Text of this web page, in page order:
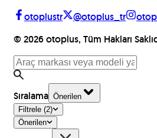
otoplustr
@otoplus_tr
© 2026 otoplus, Tüm Hakları
Sıralama Önerilen
Filtrele (2)
Önerilen